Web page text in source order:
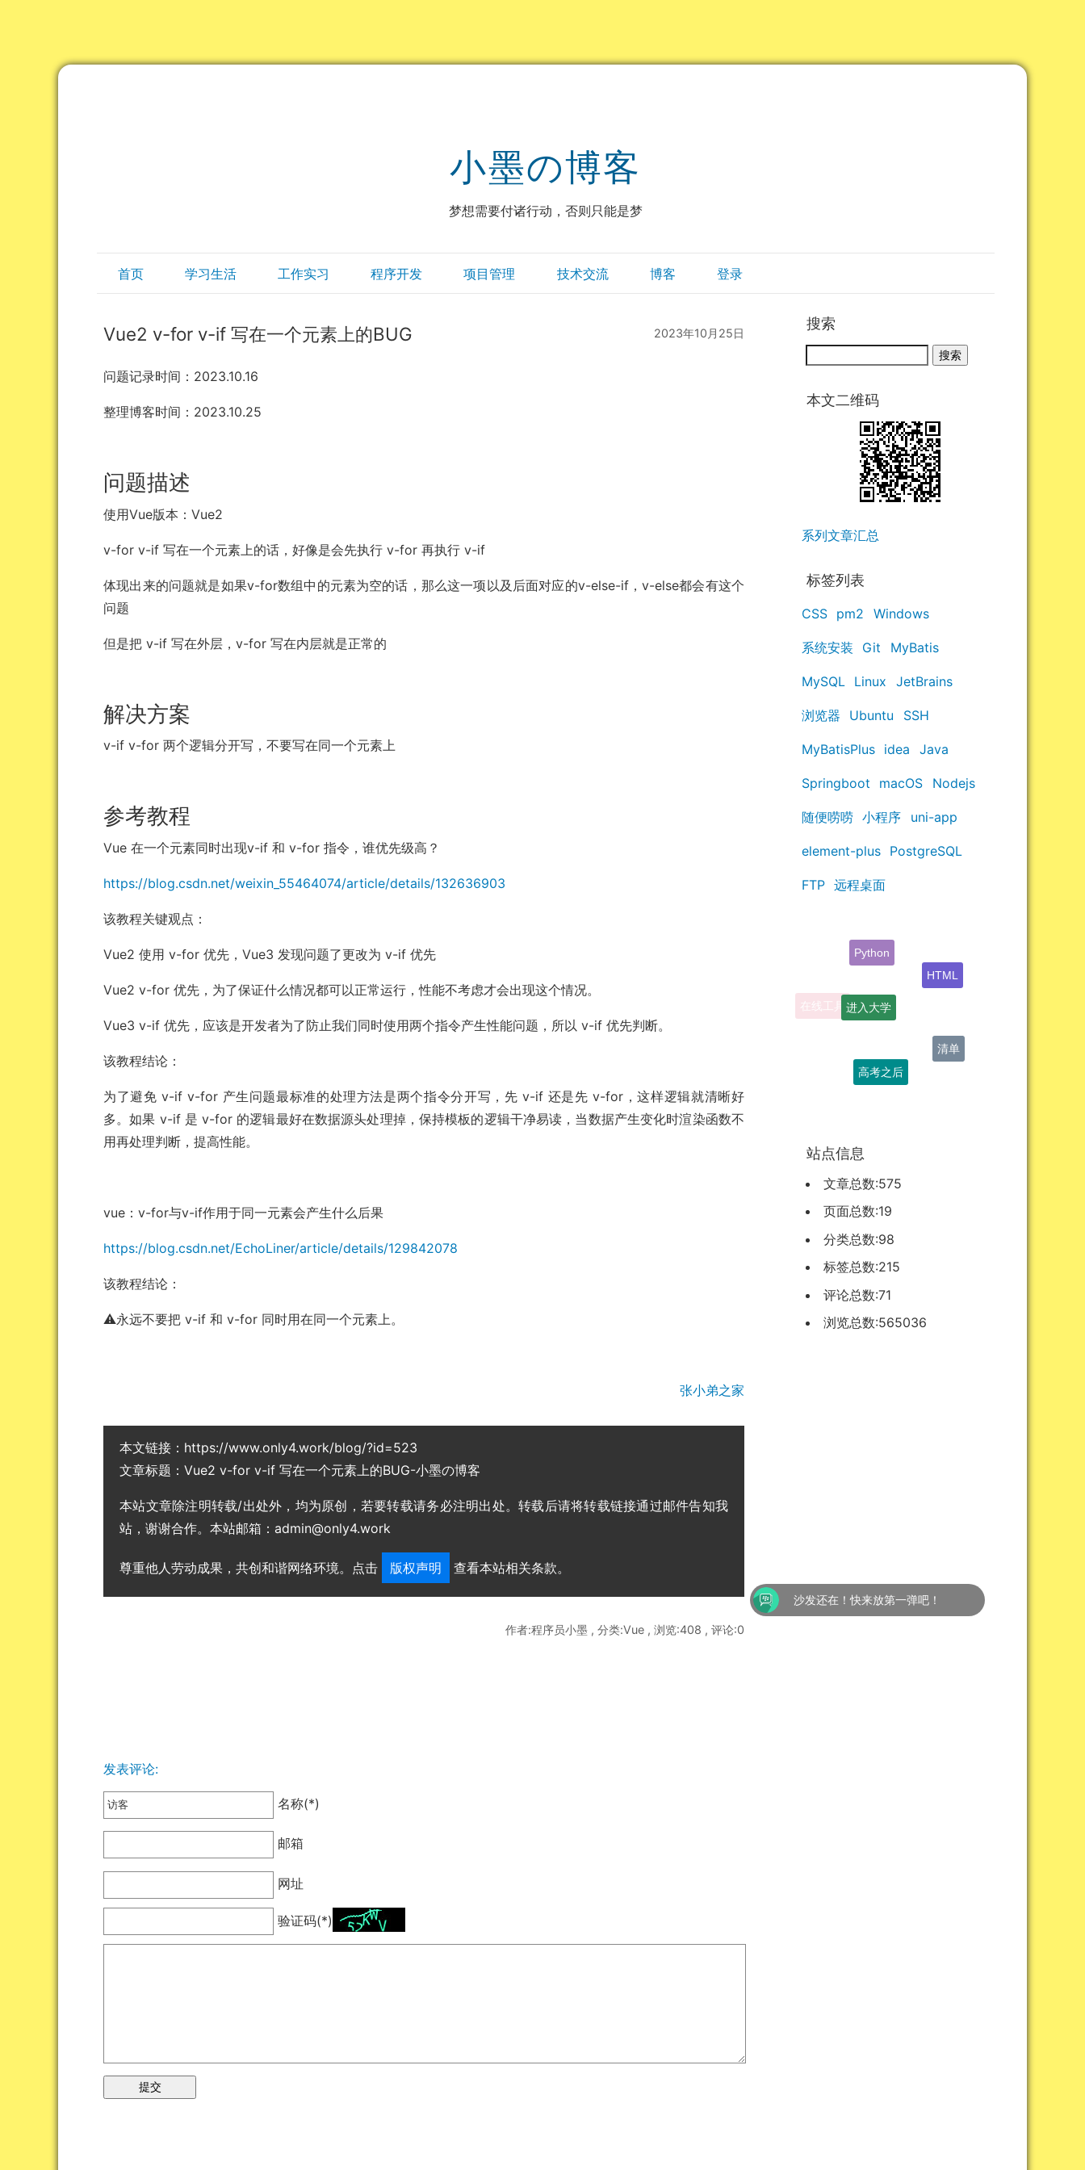
小墨の博客
梦想需要付诸行动，否则只能是梦
首页 学习生活 工作实习 程序开发 项目管理 技术交流 博客 登录
2023年10月25日
Vue2 v-for v-if 写在一个元素上的BUG
问题记录时间：2023.10.16
整理博客时间：2023.10.25
问题描述
使用Vue版本：Vue2
v-for v-if 写在一个元素上的话，好像是会先执行 v-for 再执行 v-if
体现出来的问题就是如果v-for数组中的元素为空的话，那么这一项以及后面对应的v-else-if，v-else都会有这个
问题
但是把 v-if 写在外层，v-for 写在内层就是正常的
解决方案
v-if v-for 两个逻辑分开写，不要写在同一个元素上
参考教程
Vue 在一个元素同时出现v-if 和 v-for 指令，谁优先级高？
https://blog.csdn.net/weixin_55464074/article/details/132636903
该教程关键观点：
Vue2 使用 v-for 优先，Vue3 发现问题了更改为 v-if 优先
Vue2 v-for 优先，为了保证什么情况都可以正常运行，性能不考虑才会出现这个情况。
Vue3 v-if 优先，应该是开发者为了防止我们同时使用两个指令产生性能问题，所以 v-if 优先判断。
该教程结论：
为了避免 v-if v-for 产生问题最标准的处理方法是两个指令分开写，先 v-if 还是先 v-for，这样逻辑就清晰好
多。如果 v-if 是 v-for 的逻辑最好在数据源头处理掉，保持模板的逻辑干净易读，当数据产生变化时渲染函数不
用再处理判断，提高性能。
vue：v-for与v-if作用于同一元素会产生什么后果
https://blog.csdn.net/EchoLiner/article/details/129842078
该教程结论：
⚠️永远不要把 v-if 和 v-for 同时用在同一个元素上。
张小弟之家
本文链接： https://www.only4.work/blog/?id=523
文章标题：Vue2 v-for v-if 写在一个元素上的BUG-小墨の博客
本站文章除注明转载/出处外，均为原创，若要转载请务必注明出处。转载后请将转载链接通过邮件告知我
站，谢谢合作。本站邮箱：admin@only4.work
尊重他人劳动成果，共创和谐网络环境。点击 版权声明 查看本站相关条款。
作者:程序员小墨 , 分类:Vue , 浏览:408 , 评论:0
发表评论:
名称(*)
邮箱
网址
验证码(*)
搜索
本文二维码
系列文章汇总
标签列表
CSS pm2 Windows
系统安装 Git MyBatis
MySQL Linux JetBrains
浏览器 Ubuntu SSH
MyBatisPlus idea Java
Springboot macOS Nodejs
随便唠唠 小程序 uni-app
element-plus PostgreSQL
FTP 远程桌面
清单
站点信息
文章总数:575
页面总数:19
分类总数:98
标签总数:215
评论总数:71
浏览总数:565036
沙发还在！快来放第一弹吧！